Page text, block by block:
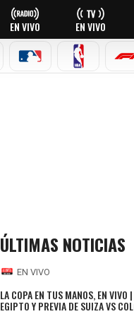
EN VIVO EN VIVO
MLB NBA
ÚLTIMAS NOTICIAS
EN VIVO
LA COPA EN TUS MANOS, EN
EGIPTO Y PREVIA DE SUIZA VS